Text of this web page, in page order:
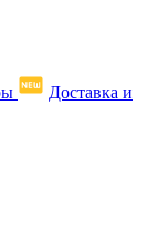
Доставка и